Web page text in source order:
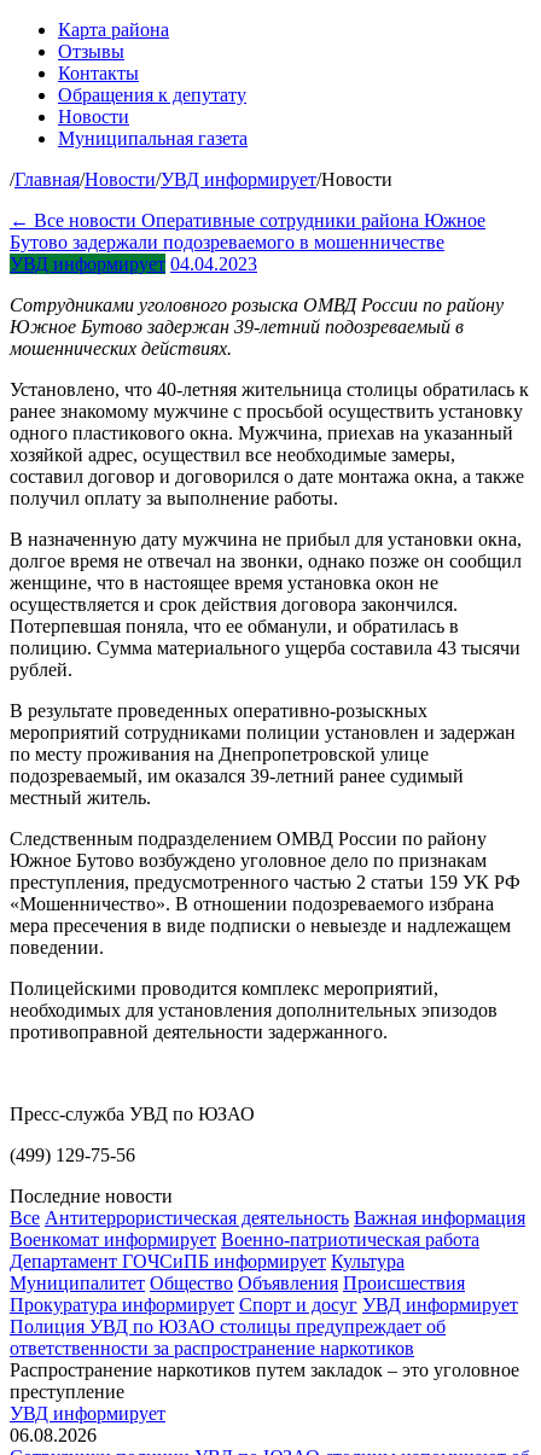
Карта района
Отзывы
Контакты
Обращения к депутату
Новости
Муниципальная газета
/Главная/Новости/УВД информирует/Новости
← Все новости Оперативные сотрудники района Южное
Бутово задержали подозреваемого в мошенничестве
УВД информирует 04.04.2023
Сотрудниками уголовного розыска ОМВД России по району
Южное Бутово задержан 39-летний подозреваемый в
мошеннических действиях.
Установлено, что 40-летняя жительница столицы обратилась к
ранее знакомому мужчине с просьбой осуществить установку
одного пластикового окна. Мужчина, приехав на указанный
хозяйкой адрес, осуществил все необходимые замеры,
составил договор и договорился о дате монтажа окна, а также
получил оплату за выполнение работы.
В назначенную дату мужчина не прибыл для установки окна,
долгое время не отвечал на звонки, однако позже он сообщил
женщине, что в настоящее время установка окон не
осуществляется и срок действия договора закончился.
Потерпевшая поняла, что ее обманули, и обратилась в
полицию. Сумма материального ущерба составила 43 тысячи
рублей.
В результате проведенных оперативно-розыскных
мероприятий сотрудниками полиции установлен и задержан
по месту проживания на Днепропетровской улице
подозреваемый, им оказался 39-летний ранее судимый
местный житель.
Следственным подразделением ОМВД России по району
Южное Бутово возбуждено уголовное дело по признакам
преступления, предусмотренного частью 2 статьи 159 УК РФ
«Мошенничество». В отношении подозреваемого избрана
мера пресечения в виде подписки о невыезде и надлежащем
поведении.
Полицейскими проводится комплекс мероприятий,
необходимых для установления дополнительных эпизодов
противоправной деятельности задержанного.
Пресс-служба УВД по ЮЗАО
(499) 129-75-56
Последние новости
Все Антитеррористическая деятельность Важная информация
Военкомат информирует Военно-патриотическая работа
Департамент ГОЧСиПБ информирует Культура
Муниципалитет Общество Объявления Происшествия
Прокуратура информирует Спорт и досуг УВД информирует
Полиция УВД по ЮЗАО столицы предупреждает об
ответственности за распространение наркотиков
Распространение наркотиков путем закладок – это уголовное
преступление
УВД информирует
06.08.2026